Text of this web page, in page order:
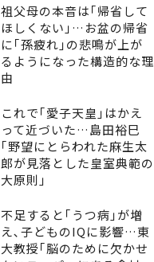
祖父母の本音は｢帰省して
ほしくない｣…お盆の帰省
に｢孫疲れ｣の悲鳴が上が
るようになった構造的な理
由
これで｢愛子天皇｣はかえ
って近づいた…島田裕巳
｢野望にとらわれた麻生太
郎が見落とした皇室典範の
大原則｣
不足すると｢うつ病｣が増
え､子どものIQに影響…東
大教授｢脳のために欠かせ